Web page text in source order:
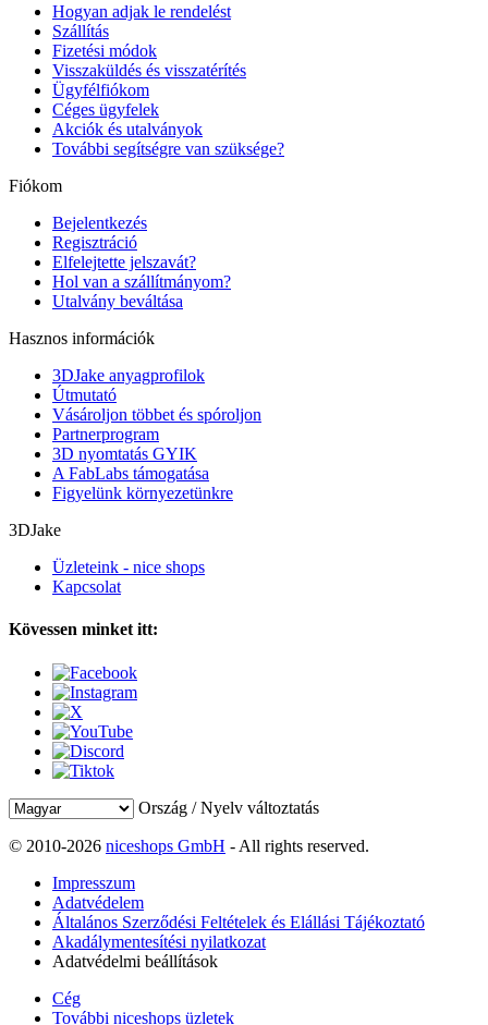
Hogyan adjak le rendelést
Szállítás
Fizetési módok
Visszaküldés és visszatérítés
Ügyfélfiókom
Céges ügyfelek
Akciók és utalványok
További segítségre van szüksége?
Fiókom
Bejelentkezés
Regisztráció
Elfelejtette jelszavát?
Hol van a szállítmányom?
Utalvány beváltása
Hasznos információk
3DJake anyagprofilok
Útmutató
Vásároljon többet és spóroljon
Partnerprogram
3D nyomtatás GYIK
A FabLabs támogatása
Figyelünk környezetünkre
3DJake
Üzleteink - nice shops
Kapcsolat
Kövessen minket itt:
Ország / Nyelv változtatás
© 2010-2026 niceshops GmbH - All rights reserved.
Impresszum
Adatvédelem
Általános Szerződési Feltételek és Elállási Tájékoztató
Akadálymentesítési nyilatkozat
Adatvédelmi beállítások
Cég
További niceshops üzletek